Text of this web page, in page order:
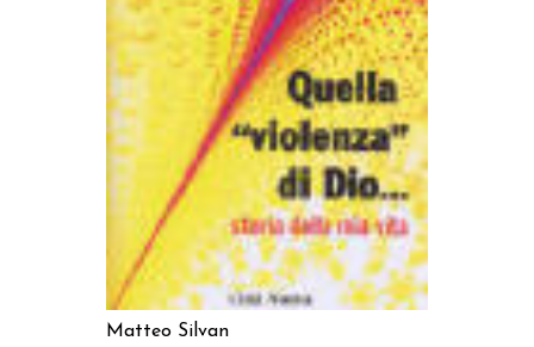
LEGGI TUTTO
Matteo Silvan